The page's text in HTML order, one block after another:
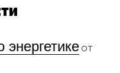
от